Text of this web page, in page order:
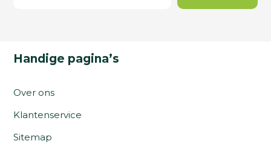
Handige pagina’s
Over ons
Klantenservice
Sitemap